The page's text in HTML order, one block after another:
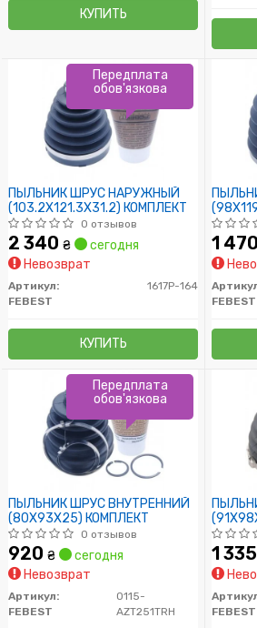
КУПИТЬ
ПЫЛЬНИК ШРУС НАРУЖНЫЙ
(103.2X121.3X31.2) КОМПЛЕКТ
0 отзывов
2 340 ₴
сегодня
Невозврат
Артикул:
1617P-164
FEBEST
КУПИТЬ
Передплата
обов'язкова
1 470
FEBEST
ПЫЛЬНИК ШРУС ВНУТРЕННИЙ
(80X93X25) КОМПЛЕКТ
0 отзывов
920 ₴
сегодня
Невозврат
Артикул:
0115-
AZT251TRH
FEBEST
Передплата
обов'язкова
1 335
FEBEST